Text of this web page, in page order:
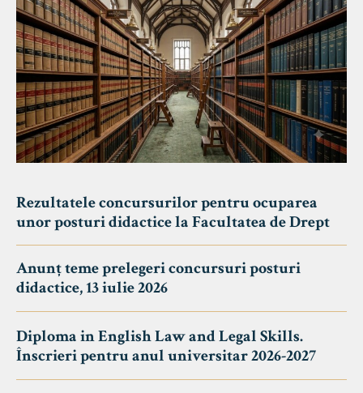
Rezultatele concursurilor pentru ocuparea
unor posturi didactice la Facultatea de Drept
Anunț teme prelegeri concursuri posturi
didactice, 13 iulie 2026
Diploma in English Law and Legal Skills.
Înscrieri pentru anul universitar 2026-2027